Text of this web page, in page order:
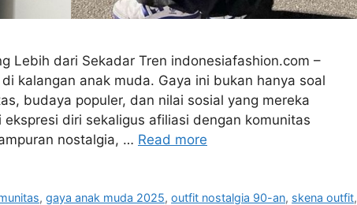
Lebih dari Sekadar Tren indonesiafashion.com –
kalangan anak muda. Gaya ini bukan hanya soal
budaya populer, dan nilai sosial yang mereka
diri sekaligus afiliasi dengan komunitas
nostalgia, … Read more
,gaya anak muda 2025,outfit nostalgia 90-an, skena outfit,